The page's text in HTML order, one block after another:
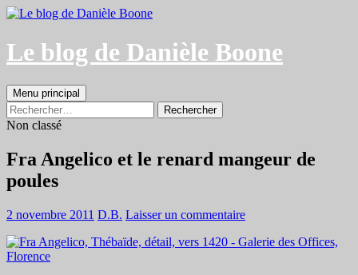
Aller
contenu
Le blog de Danièle Boone
Recherche
Menu principal
Rechercher :
Non classé
Fra Angelico et le renard mangeur de
poules
2 novembre 2011 D.B. Laisser un commentaire